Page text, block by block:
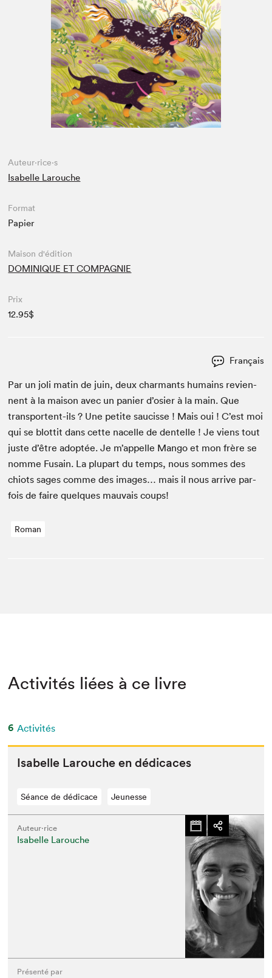
Espace médias
Auteur·rice·s
Isabelle Larouche
Format
Papier
Maison d'édition
DOMINIQUE ET COMPAGNIE
Prix
12.95$
Français
Par un joli matin de juin, deux char­mants humains revi­en­
nent à la mai­son avec un panier d’osier à la main. Que
trans­portent-ils ? Une petite saucisse ! Mais oui ! C’est moi
qui se blot­tit dans cette nacelle de den­telle ! Je viens tout
juste d’être adop­tée. Je m’ap­pelle Man­go et mon frère se
nomme Fusain. La plu­part du temps, nous sommes des
chiots sages comme des images… mais il nous arrive par­
fois de faire quelques mau­vais coups!
Roman
Activités liées à ce livre
6 Activités
Isabelle Larouche en dédicaces
Séance de dédicace Jeunesse
Auteur·rice
Isabelle Larouche
Présenté par